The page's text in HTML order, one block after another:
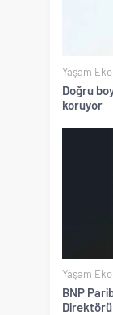
Yaşam
Doğru
koruyor
Yaşam
BNP